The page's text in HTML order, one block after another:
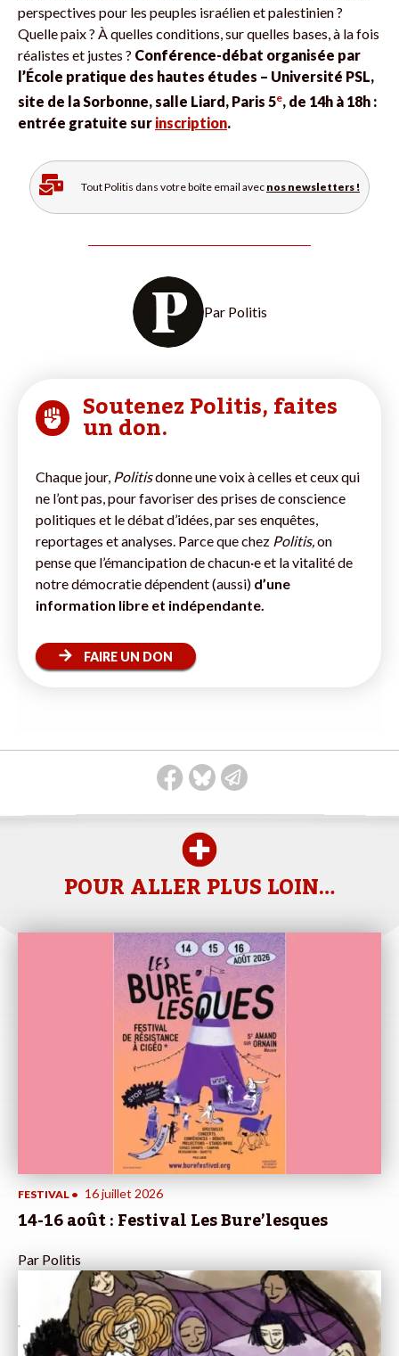
perspectives pour les peuples israélien et palestinien ?
Quelle paix ? À quelles conditions, sur quelles bases, à la fois
réalistes et justes ? Conférence-débat organisée par
l’École pratique des hautes études – Université PSL,
site de la Sorbonne, salle Liard, Paris 5e, de 14h à 18h :
entrée gratuite sur inscription.
Tout Politis dans votre boîte email avec nos newsletters !
Par Politis
Soutenez Politis, faites
un don.
Chaque jour, Politisdonne une voix à celles et ceux qui
ne l’ont pas, pour favoriser des prises de conscience
politiques et le débat d’idées, par ses enquêtes,
reportages et analyses. Parce que chez Politis,on
pense que l’émancipation de chacun·e et la vitalité de
notre démocratie dépendent (aussi) d’une
information libre et indépendante.
FAIRE UN DON
POUR ALLER PLUS LOIN…
FESTIVAL • 16 juillet 2026
14-16 août : Festival Les Bure’lesques
Par Politis